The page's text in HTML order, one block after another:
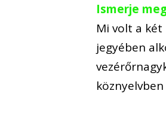
Ismerje
Mi volt a két
jegyében